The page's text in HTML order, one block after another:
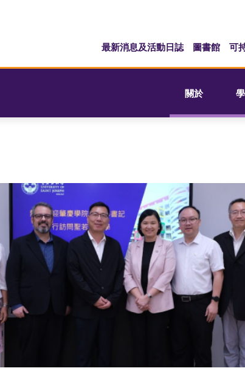
最新消息及活動日誌 圖書館 可
關於